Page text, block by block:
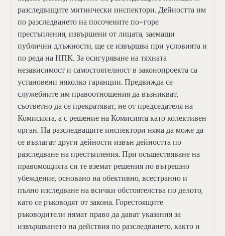
разследващите митнически инспектори. Дейността им
по разследването на посочените по-горе
престъпления, извършени от лицата, заемащи
публични длъжности, ще се извършва при условията и
по реда на НПК. За осигуряване на тяхната
независимост и самостоятелност в законопроекта са
установени няколко гаранции. Предвижда се
служебните им правоотношения да възникват,
съответно да се прекратяват, не от председателя на
Комисията, а с решение на Комисията като колективен
орган. На разследващите инспектори няма да може да
се възлагат други дейности извън дейността по
разследване на престъпления. При осъществяване на
правомощията си те вземат решения по вътрешно
убеждение, основано на обективно, всестранно и
пълно изследване на всички обстоятелства по делото,
като се ръководят от закона. Горестоящите
ръководители нямат право да дават указания за
извършването на действия по разследването, както и